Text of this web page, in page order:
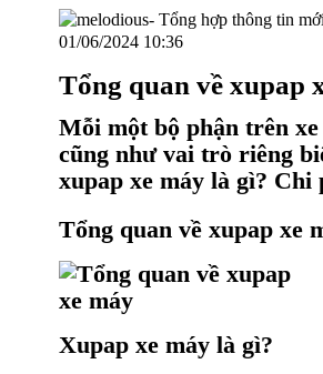
01/06/2024 10:36
Tổng quan về xupap
Mỗi một bộ phận trên
cũng như vai trò riêng
xupap xe máy là gì? Chi
Tổng quan về xupap xe
Xupap xe máy là gì?